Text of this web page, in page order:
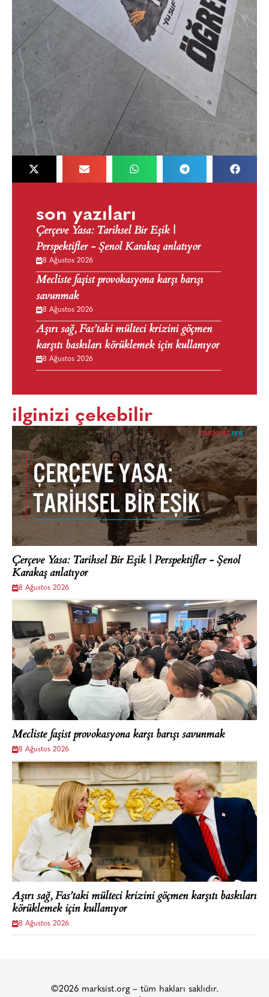
son yazıları
Çerçeve Yasa: Tarihsel Bir Eşik |
Perspektifler - Şenol Karakaş anlatıyor
8 Ağustos 2026
Mecliste faşist provokasyona karşı barışı
savunmak
8 Ağustos 2026
Aşırı sağ, Fas’taki mülteci krizini göçmen
karşıtı baskıları körüklemek için kullanıyor
8 Ağustos 2026
ilginizi çekebilir
Çerçeve Yasa: Tarihsel Bir Eşik | Perspektifler - Şenol
Karakaş anlatıyor
8 Ağustos 2026
Mecliste faşist provokasyona karşı barışı savunmak
8 Ağustos 2026
Aşırı sağ, Fas’taki mülteci krizini göçmen karşıtı baskıları
körüklemek için kullanıyor
8 Ağustos 2026
©2026 marksist.org – tüm hakları saklıdır.